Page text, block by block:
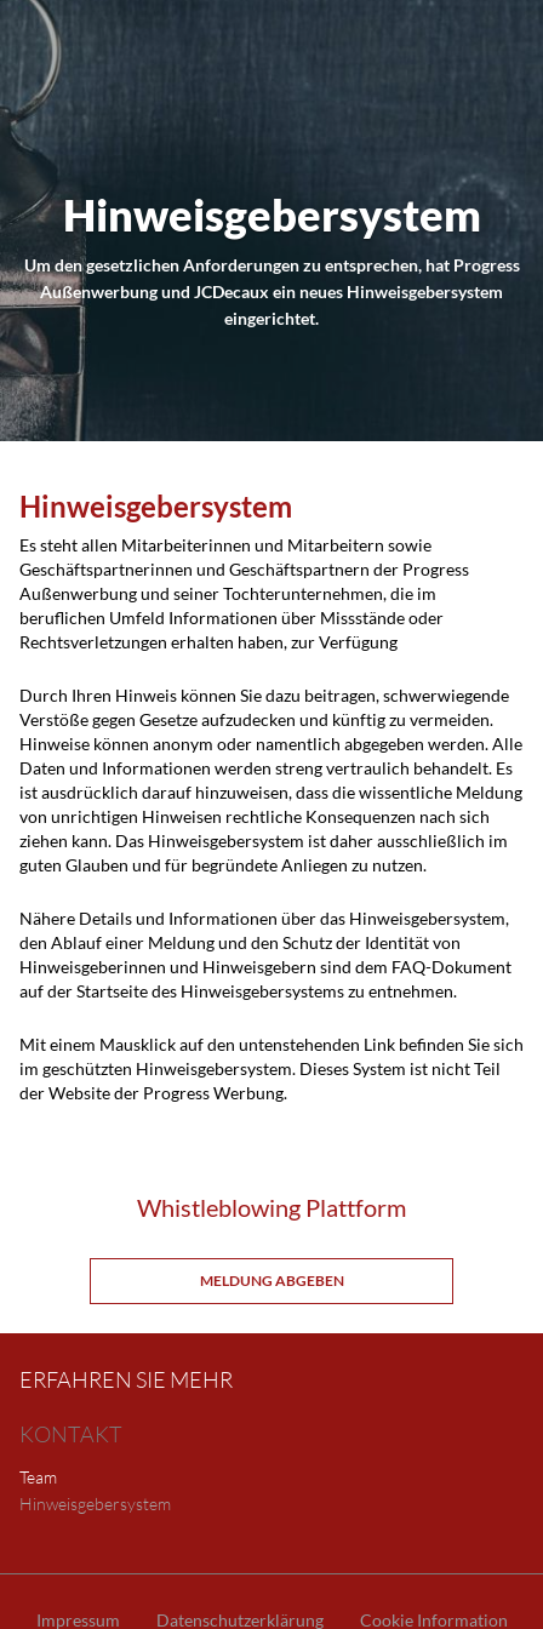
Hinweisgebersystem
Um den gesetzlichen Anforderungen zu entsprechen, hat Progress
Außenwerbung und JCDecaux ein neues Hinweisgebersystem
eingerichtet.
Hinweisgebersystem
Es steht allen Mitarbeiterinnen und Mitarbeitern sowie
Geschäftspartnerinnen und Geschäftspartnern der Progress
Außenwerbung und seiner Tochterunternehmen, die im
beruflichen Umfeld Informationen über Missstände oder
Rechtsverletzungen erhalten haben, zur Verfügung
Durch Ihren Hinweis können Sie dazu beitragen, schwerwiegende
Verstöße gegen Gesetze aufzudecken und künftig zu vermeiden.
Hinweise können anonym oder namentlich abgegeben werden. Alle
Daten und Informationen werden streng vertraulich behandelt. Es
ist ausdrücklich darauf hinzuweisen, dass die wissentliche Meldung
von unrichtigen Hinweisen rechtliche Konsequenzen nach sich
ziehen kann. Das Hinweisgebersystem ist daher ausschließlich im
guten Glauben und für begründete Anliegen zu nutzen.
Nähere Details und Informationen über das Hinweisgebersystem,
den Ablauf einer Meldung und den Schutz der Identität von
Hinweisgeberinnen und Hinweisgebern sind dem FAQ-Dokument
auf der Startseite des Hinweisgebersystems zu entnehmen.
Mit einem Mausklick auf den untenstehenden Link befinden Sie sich
im geschützten Hinweisgebersystem. Dieses System ist nicht Teil
der Website der Progress Werbung.
Whistleblowing Plattform
MELDUNG ABGEBEN
ERFAHREN SIE MEHR
KONTAKT
Team
Hinweisgebersystem
Impressum Datenschutzerklärung Cookie Information